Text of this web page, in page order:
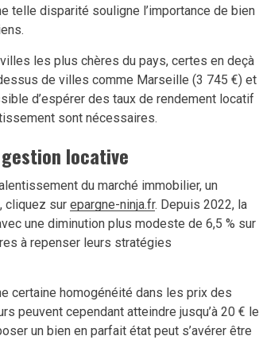
telle disparité souligne l’importance de bien
les plus chères du pays, certes en deçà
de villes comme Marseille (3 745 €) et
d’espérer des taux de rendement locatif
sont nécessaires.
locative
du marché immobilier, un
cliquez sur epargne-ninja.fr. Depuis 2022, la
une diminution plus modeste de 6,5 % sur
à repenser leurs stratégies
certaine homogénéité dans les prix des
peuvent cependant atteindre jusqu’à 20 € le
un bien en parfait état peut s’avérer être